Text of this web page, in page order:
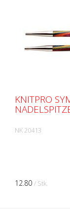
KNITPRO
NK 20413
12.80 / Stk.